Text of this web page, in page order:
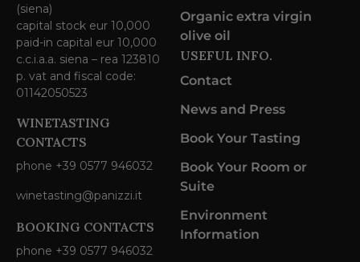
(siena)
capital stock eur 10,000
paid-in capital eur 10,000
c.c.i.a.a. siena – rea 123810
p. vat and fiscal code:
01142050523
WINETASTING
CONTACTS
phone +39 0577 946032
winetasting@panizzi.it
BOOKING CONTACTS
phone +39 0577 946032
Organic extra virgin
olive oil
USEFUL INFO.
Contact
News and Press
Book Your Tasting
Book Your Room or
Suite
Environment
Information